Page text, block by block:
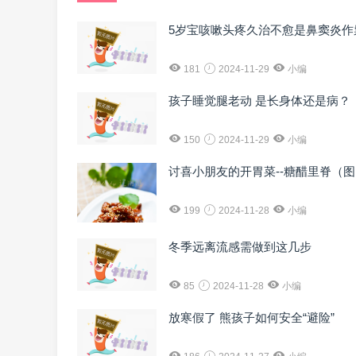
5岁宝咳嗽头疼久治不愈是鼻窦炎作
181 2024-11-29 小编
孩子睡觉腿老动 是长身体还是病？
150 2024-11-29 小编
讨喜小朋友的开胃菜--糖醋里脊（
199 2024-11-28 小编
冬季远离流感需做到这几步
85 2024-11-28 小编
放寒假了 熊孩子如何安全“避险”